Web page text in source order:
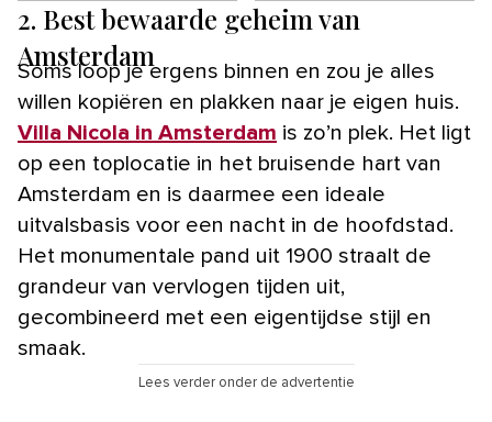
2. Best bewaarde geheim van
Amsterdam
Soms loop je ergens binnen en zou je alles
willen kopiëren en plakken naar je eigen huis.
Villa Nicola in Amsterdam is zo’n plek. Het ligt
op een toplocatie in het bruisende hart van
Amsterdam en is daarmee een ideale
uitvalsbasis voor een nacht in de hoofdstad.
Het monumentale pand uit 1900 straalt de
grandeur van vervlogen tijden uit,
gecombineerd met een eigentijdse stijl en
smaak.
Lees verder onder de advertentie